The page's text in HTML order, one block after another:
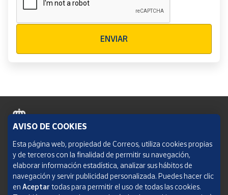
ENVIAR
Política de cookies
Aviso legal
Condiciones del servicio
AVISO DE COOKIES
Esta página web, propiedad de Correos, utiliza cookies propias
y de terceros con la finalidad de permitir su navegación,
elaborar información estadística, analizar sus hábitos de
navegación y servir publicidad personalizada. Puedes hacer clic
en Aceptar todas para permitir el uso de todas las cookies.